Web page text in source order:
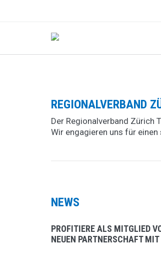
REGIONALVERBAND
Der Regionalverband Zürich
Wir engagieren uns für
NEWS
PROFITIERE ALS MITGLIED
NEUEN PARTNERSCHAFT